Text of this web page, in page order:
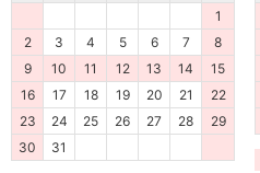
1
2
3 4 5 6 7
8
9
10 11 12 13 14
15
16
17 18 19 20 21
22
23
24 25 26 27 28
29
30
31